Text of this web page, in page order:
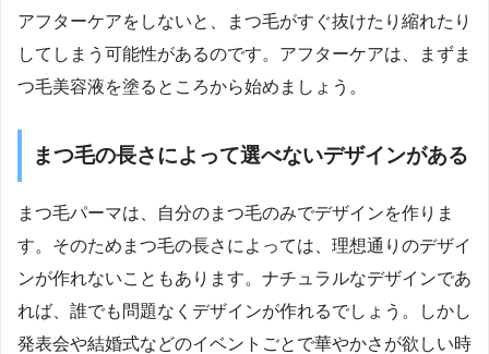
アフターケアをしないと、まつ毛がすぐ抜けたり縮れたり
してしまう可能性があるのです。アフターケアは、まずま
つ毛美容液を塗るところから始めましょう。
まつ毛の長さによって選べないデザインがある
まつ毛パーマは、自分のまつ毛のみでデザインを作りま
す。そのためまつ毛の長さによっては、理想通りのデザイ
ンが作れないこともあります。ナチュラルなデザインであ
れば、誰でも問題なくデザインが作れるでしょう。しかし
発表会や結婚式などのイベントごとで華やかさが欲しい時